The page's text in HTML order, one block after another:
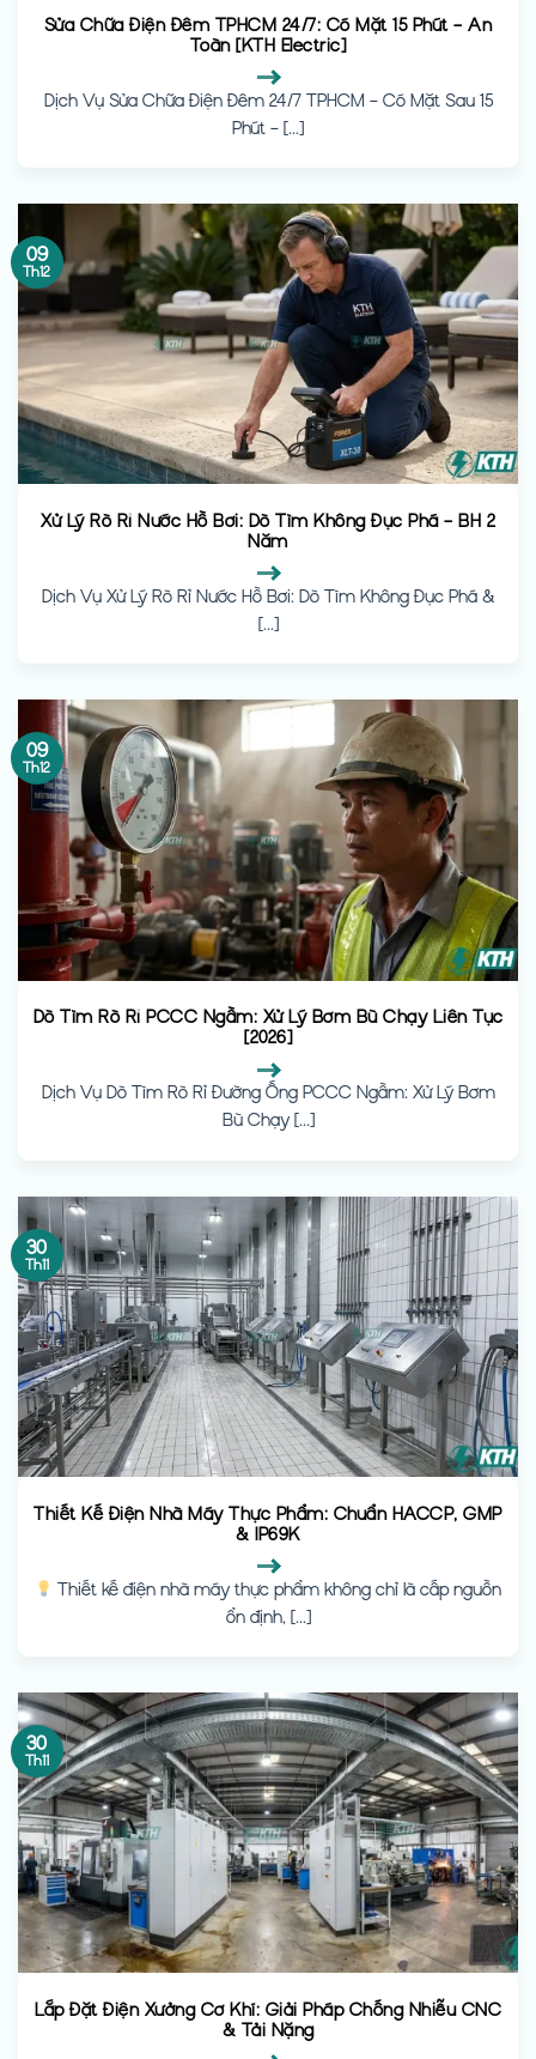
Sửa Chữa Điện Đêm TPHCM 24/7: Có Mặt 15 Phút – An
Toàn [KTH Electric]
Dịch Vụ Sửa Chữa Điện Đêm 24/7 TPHCM – Có Mặt Sau 15
Phút – [...]
Xử Lý Rò Rỉ Nước Hồ Bơi: Dò Tìm Không Đục Phá – BH 2
Năm
Dịch Vụ Xử Lý Rò Rỉ Nước Hồ Bơi: Dò Tìm Không Đục Phá &
[...]
09
Th12
Dò Tìm Rò Rỉ PCCC Ngầm: Xử Lý Bơm Bù Chạy Liên Tục
[2026]
Dịch Vụ Dò Tìm Rò Rỉ Đường Ống PCCC Ngầm: Xử Lý Bơm
Bù Chạy [...]
09
Th12
Thiết Kế Điện Nhà Máy Thực Phẩm: Chuẩn HACCP, GMP
& IP69K
Thiết kế điện nhà máy thực phẩm không chỉ là cấp nguồn
ổn định, [...]
30
Th11
Lắp Đặt Điện Xưởng Cơ Khí: Giải Pháp Chống Nhiễu CNC
& Tải Nặng
30
Th11